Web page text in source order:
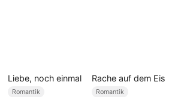
Liebe, noch einmal
Romantik
Rache auf dem Eis
Romantik